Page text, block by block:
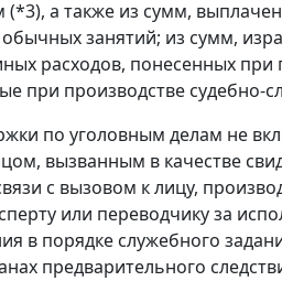
(*3), а также из сумм,
занятий; из сумм,
расходов, понесенных
при производстве судебно-
по уголовным делам не
вызванным в качестве
с вызовом к лицу,
или переводчику за
в порядке служебного
предварительного